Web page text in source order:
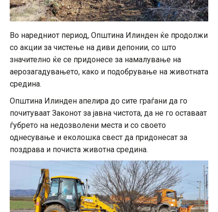
Во наредниот период, Општина Илинден ќе продолжи
со акции за чистење на диви депонии, со што
значително ќе се придонесе за намалување на
аерозагадувањето, како и подобрување на животната
средина.
Општина Илинден апелира до сите граѓани да го
почитуваат Законот за јавна чистота, да не го оставаат
ѓубрето на недозволени места и со своето
однесување и еколошка свест да придонесат за
поздрава и почиста животна средина.